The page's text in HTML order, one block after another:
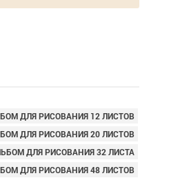
ДЛЯ РИСОВАНИЯ 12 ЛИСТОВ
ДЛЯ РИСОВАНИЯ 20 ЛИСТОВ
ДЛЯ РИСОВАНИЯ 32 ЛИСТА
ДЛЯ РИСОВАНИЯ 48 ЛИСТОВ